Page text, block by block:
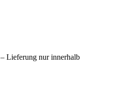
– Lieferung nur innerhalb